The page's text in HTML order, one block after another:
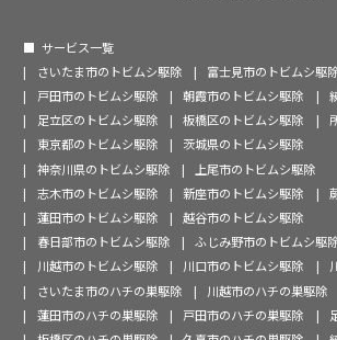
サービス一覧
さいたま市のトビムシ駆除
富士見市のトビムシ駆
戸田市のトビムシ駆除
朝霞市のトビムシ駆除
足立区のトビムシ駆除
板橋区のトビムシ駆除
東京都のトビムシ駆除
茨城県のトビムシ駆除
神奈川県のトビムシ駆除
上尾市のトビムシ駆除
志木市のトビムシ駆除
新座市のトビムシ駆除
蓮田市のトビムシ駆除
越谷市のトビムシ駆除
春日部市のトビムシ駆除
ふじみ野市のトビムシ駆
川越市のトビムシ駆除
川口市のトビムシ駆除
さいたま市のハチの巣駆除
川越市のハチの巣駆除
蓮田市のハチの巣駆除
戸田市のハチの巣駆除